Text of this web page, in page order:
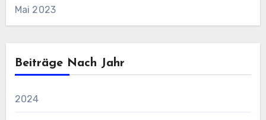
Mai 2023
Beiträge Nach Jahr
2024